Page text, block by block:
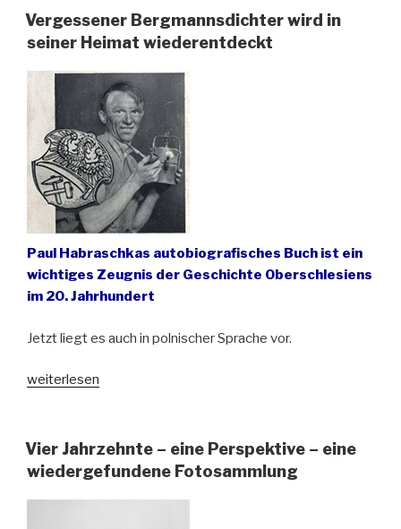
den
Buchvertrieb“
Vergessener Bergmannsdichter wird in
seiner Heimat wiederentdeckt
Paul Habraschkas autobiografisches Buch ist ein
wichtiges Zeugnis der Geschichte Oberschlesiens
im 20. Jahrhundert
Jetzt liegt es auch in polnischer Sprache vor.
„Vergessener
in
seiner
weiterlesen
Vier Jahrzehnte – eine Perspektive – eine
wiedergefundene Fotosammlung